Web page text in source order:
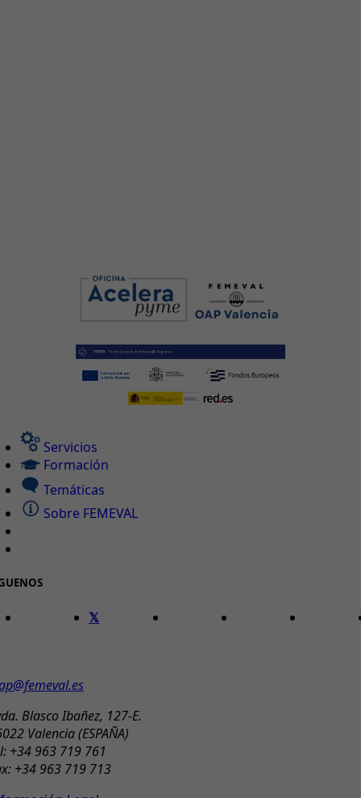
Servicios
Formación
Temáticas
Sobre FEMEVAL
Blasco Ibañez, 127-E.
Valencia (ESPAÑA)
+34 963 719 761
+34 963 719 713